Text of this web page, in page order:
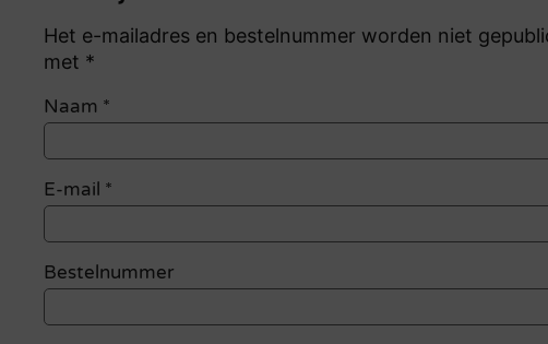
Het e-mailadres en bestelnummer worden niet
met *
Naam *
E-mail *
Bestelnummer